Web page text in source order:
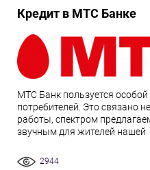
Кредит в МТС Банке
МТС Банк пользуется
потребителей. Это связано
работы, спектром
звучным для жителей нашей
2944